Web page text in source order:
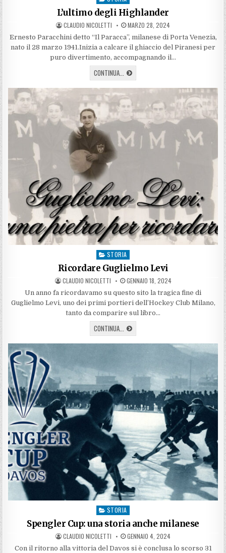
in
L’ultimo degli Highlander
AUTHOR:
CLAUDIO NICOLETTI PUBLISHED
DATE:
MARZO 28, 2024
Ernesto Paracchini detto “Il Paracca”, milanese di Porta Venezia,
nato il 28 marzo 1941.Inizia a calcare il ghiaccio del Piranesi per
puro divertimento, accompagnando il…
CONTINUA... L’ULTIMO
DEGLI
Posted
STORIA
Ricordare Guglielmo Levi
AUTHOR:
CLAUDIO NICOLETTI PUBLISHED
DATE:
GENNAIO 18, 2024
Un anno fa ricordavamo su questo sito la tragica fine di
Guglielmo Levi, uno dei primi portieri dell’Hockey Club Milano,
tanto da comparire sul libro…
CONTINUA... RICORDARE
GUGLIELMO
Posted
in
STORIA
Spengler Cup: una storia anche milanese
AUTHOR:
CLAUDIO NICOLETTI PUBLISHED
DATE:
GENNAIO 4, 2024
Con il ritorno alla vittoria del Davos si è conclusa lo scorso 31